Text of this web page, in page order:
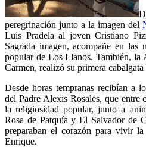
peregrinación junto a la imagen del
Luis Pradela al joven Cristiano
Sagrada imagen, acompañe en las
popular de Los Llanos. También, la
Carmen, realizó su primera
Desde horas tempranas recibían a
del Padre Alexis Rosales, que entre
la religiosidad popular, junto a
Rosa de Patquía y El Salvador de
preparaban el corazón para vivir
Enrique.